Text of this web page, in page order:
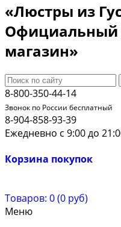
«Люстры из
Официальный
магазин»
8-800-350-44-14
Звонок по России бесплатный
8-904-858-93-39
Ежедневно с 9:00 до
Корзина покупок
Товаров: 0 (0 руб)
Меню